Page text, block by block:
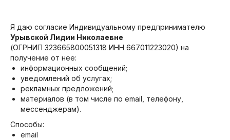
Я даю согласие Индивидуальному предпринимателю
Урывской Лидии Николаевне
(ОГРНИП 323665800051318 ИНН 667011223020) на
получение от нее:
информационных сообщений;
уведомлений об услугах;
рекламных предложений;
материалов (в том числе по email, телефону,
мессенджерам).
Способы:
email